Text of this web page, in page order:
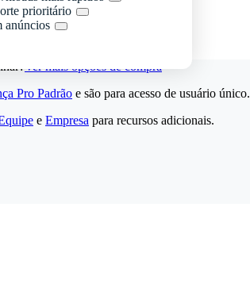
prioritário
anúncios
Ver mais opções de compra
Pro Padrão e são para acesso de usuário único.
e Empresa para recursos adicionais.